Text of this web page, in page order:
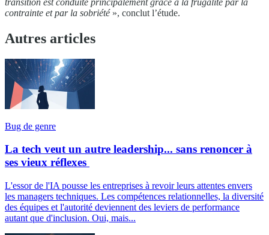
contrainte et par la sobriété», conclut l’étude.
Autres articles
Bug de genre
La tech veut un autre leadership... sans renoncer à
ses vieux réflexes
L'essor de l'IA pousse les entreprises à revoir leurs attentes envers
les managers techniques. Les compétences relationnelles, la diversité
des équipes et l'autorité deviennent des leviers de performance
autant que d'inclusion. Oui, mais...